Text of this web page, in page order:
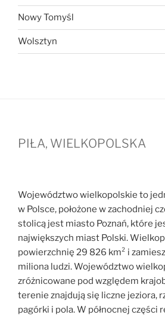
Nowy Tomyśl
Wolsztyn
PIŁA, WIELKOPOLSKA
Województwo wielkopolskie to
w Polsce, położone w zachodniej
stolicą jest miasto Poznań, które
największych miast Polski.
powierzchnię 29 826 km² i
miliona ludzi. Województwo
zróżnicowane pod względem
terenie znajdują się liczne jeziora,
pagórki i pola. W północnej części